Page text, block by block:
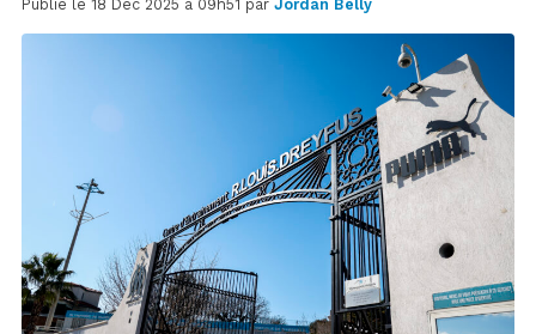
Publié le 18 Déc 2025 à 09h51 par Jordan Belly